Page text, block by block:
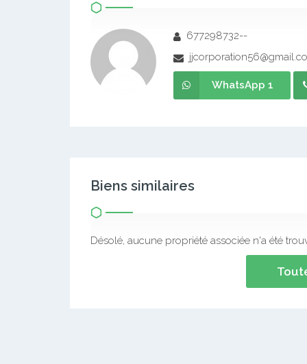
677298732--
WhatsApp 1
Biens similaires
Désolé, aucune propriété associée n'a été